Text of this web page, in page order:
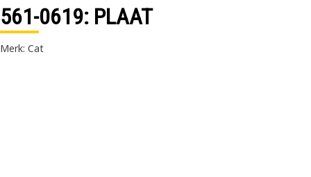
561-0619: PLAAT
Merk: Cat